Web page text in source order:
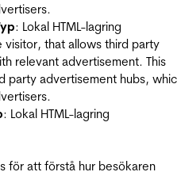
: Lokal HTML-lagring
visitor, that allows third party
relevant advertisement. This
party advertisement hubs,
: Lokal HTML-lagring
för att förstå hur besökaren